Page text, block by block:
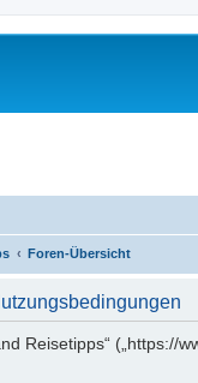
Foren-Übersicht
Reisetipps“ („https://